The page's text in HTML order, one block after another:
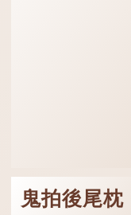
鬼拍後尾枕